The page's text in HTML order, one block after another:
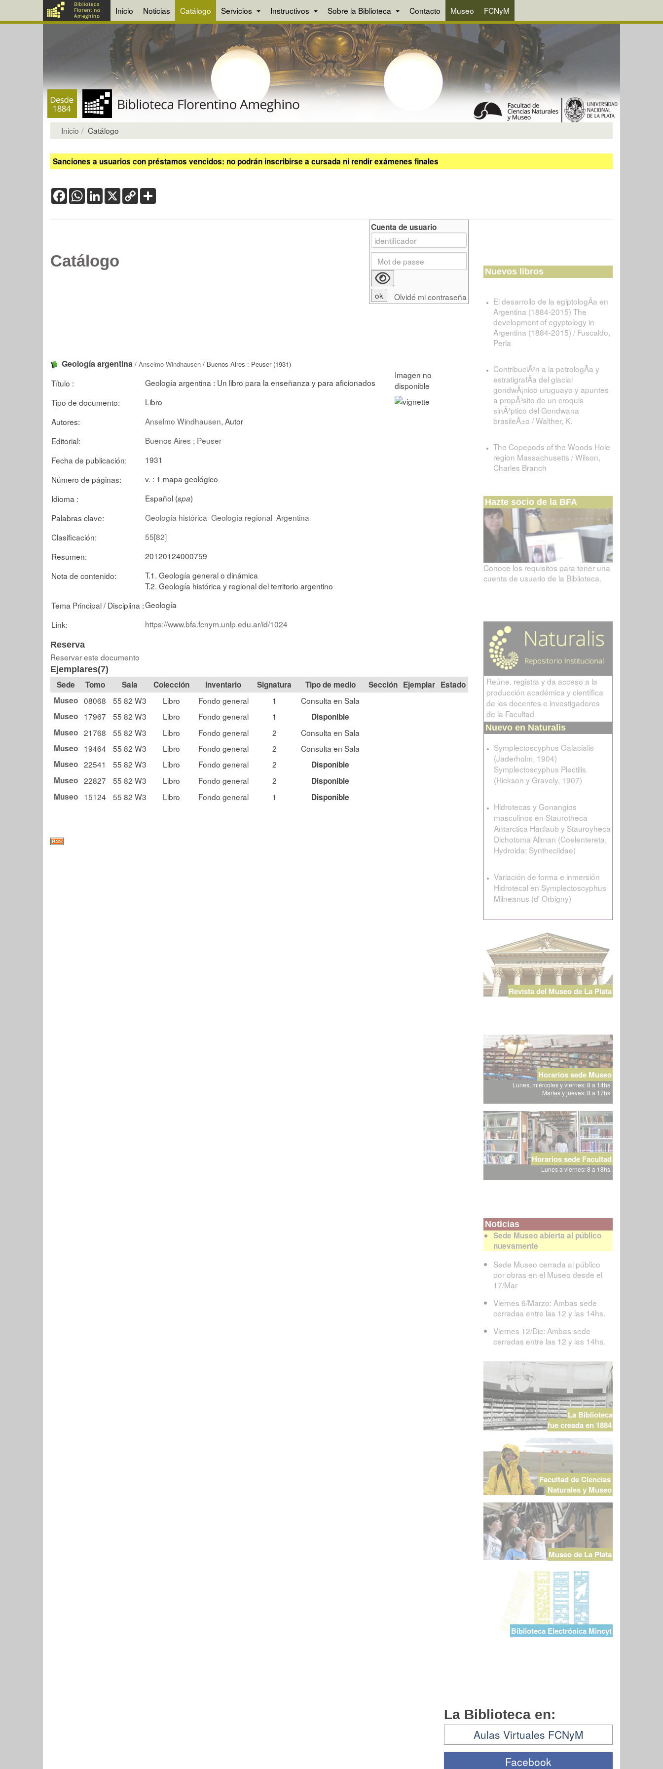
Inicio Noticias Catálogo Servicios Instructivos Sobre la Biblioteca Contacto Museo FCNyM
Inicio Catálogo
Sanciones a usuarios con préstamos vencidos: no podrán inscribirse a cursada ni rendir exámenes finales
FacebookWhatsApp
LinkedIn
X Copy
Link
Catálogo
Geología argentina / Anselmo Windhausen / Buenos Aires : Peuser (1931)
Título :
Geología argentina : Un libro para la enseñanza y para aficionados
Tipo de documento:
Libro
Autores:
Anselmo Windhausen, Autor
Editorial:
Buenos Aires : Peuser
Fecha de publicación:
1931
Número de páginas:
v. : 1 mapa geológico
Idioma :
Español (spa)
Palabras clave:
Geología histórica Geología regional Argentina
Clasificación:
55[82]
Resumen:
20120124000759
Nota de contenido:
T.1. Geología general o dinámica
T.2. Geología histórica y regional del territorio argentino
Tema Principal / Disciplina :Geología
Link:
https://www.bfa.fcnym.unlp.edu.ar/id/1024
Reserva
Reservar este documento
Ejemplares(7)
Tomo Sala Colección Signatura Tipo de medio Sección
Estado
Museo 08068 55 82 W3 Libro Fondo general 1
Consulta en Sala
Museo
17967 55 82 W3 Libro Fondo general 1
Disponible
Museo 21768 55 82 W3 Libro Fondo general 2
Consulta en Sala
Museo
19464 55 82 W3 Libro Fondo general 2
Consulta en Sala
Museo 22541 55 82 W3 Libro Fondo general 2
Disponible
Museo 22827 55 82 W3 Libro Fondo general 2
Disponible
Museo
15124 55 82 W3 Libro Fondo general 1 Disponible
Cuenta de usuario
Olvidé mi contraseña
Nuevos libros
El desarrollo de la egiptologÃ­a en
Argentina (1884-2015) The
development of egyptology in
Argentina (1884-2015) / Fuscaldo,
Perla
ContribuciÃ³n a la petrologÃ­a y
estratigrafÃ­a del glacial
gondwÃ¡nico uruguayo y apuntes
a propÃ³sito de un croquis
sinÃ³ptico del Gondwana
brasileÃ±o / Walther, K.
The Copepods of the Woods Hole
region Massachusetts / Wilson,
Charles Branch
Hazte socio de la BFA
Conoce los requisitos para tener una
cuenta de usuario de la Biblioteca.
Reúne, registra y da acceso a la
producción académica y científica
de los docentes e investigadores
de la Facultad
Nuevo en Naturalis
Symplectoscyphus Galacialis
(Jaderholm, 1904)
Symplectoscyphus Plectilis
(Hickson y Gravely, 1907)
Hidrotecas y Gonangios
masculinos en Staurotheca
Antarctica Hartlaub y Stauroyheca
Dichotoma Allman (Coelentereta,
Hydroida: Syntheciidae)
Variación de forma e inmersión
Hidrotecal en Symplectoscyphus
Milneanus (d' Orbigny)
Revista del Museo de La Plata
Horarios sede Museo
Lunes, miércoles y viernes: 8 a 14hs.
Martes y jueves: 8 a 17hs.
Horarios sede Facultad
Lunes a viernes: 8 a 18hs.
Noticias
Sede Museo abierta al público
nuevamente
Sede Museo cerrada al público
por obras en el Museo desde el
17/Mar
Viernes 6/Marzo: Ambas sede
cerradas entre las 12 y las 14hs.
Viernes 12/Dic: Ambas sede
cerradas entre las 12 y las 14hs.
La Biblioteca
fue creada en 1884
Facultad de Ciencias
Naturales y Museo
Museo de La Plata
Biblioteca Electrónica Mincyt
La Biblioteca en:
Aulas Virtuales FCNyM
Facebook